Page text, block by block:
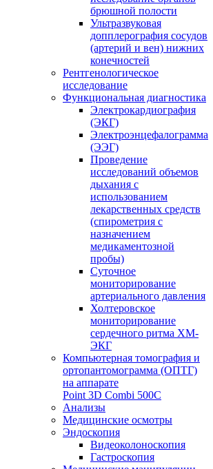
брюшной полости
Ультразвуковая
допплерография сосудов
(артерий и вен) нижних
конечностей
Рентгенологическое
исследование
Функциональная диагностика
Электрокардиография
(ЭКГ)
Электроэнцефалограмма
(ЭЭГ)
Проведение
исследований объемов
дыхания с
использованием
лекарственных средств
(спирометрия с
назначением
медикаментозной
пробы)
Суточное
мониторирование
артериального давления
Холтеровское
мониторирование
сердечного ритма ХМ-
ЭКГ
Компьютерная томография и
ортопантомограмма (ОПТГ)
на аппарате
Point 3D Combi 500C
Анализы
Медицинские осмотры
Эндоскопия
Видеоколоноскопия
Гастроскопия